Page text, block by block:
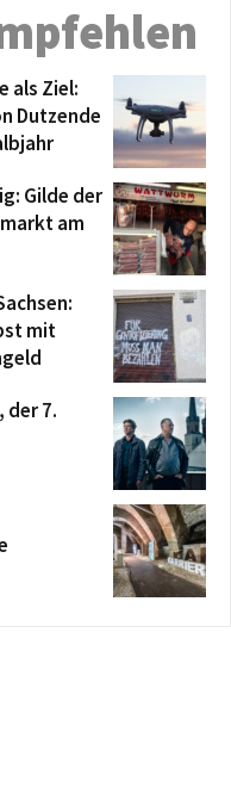
als Ziel:
Dutzende
Gilde der
am
mit
der 7.